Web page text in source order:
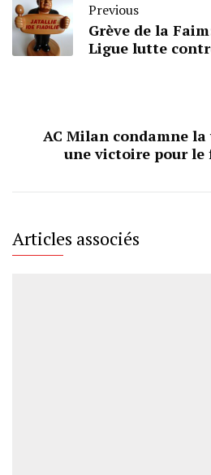
Previous
Grève de la
Ligue lutte
AC Milan condamne la
une victoire pour le
Articles associés